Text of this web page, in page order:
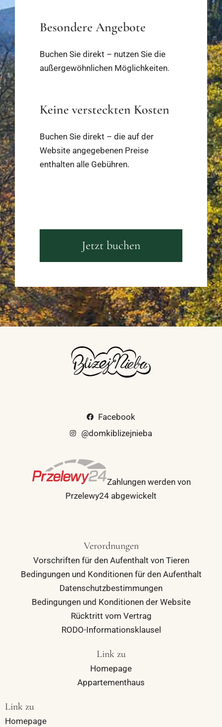
Besondere Angebote
Buchen Sie direkt – nutzen Sie die
außergewöhnlichen Möglichkeiten.
Keine versteckten Kosten
Buchen Sie direkt – die auf der
Website angegebenen Preise
enthalten alle Gebühren.
Jetzt buchen
Facebook
@domkiblizejnieba
Zahlungen werden von
Przelewy24 abgewickelt
Verordnungen
Vorschriften für den Aufenthalt von Tieren
Bedingungen und Konditionen für den Aufenthalt
Datenschutzbestimmungen
Bedingungen und Konditionen der Website
Rücktritt vom Vertrag
RODO-Informationsklausel
Link zu
Homepage
Appartementhaus
Link zu
Homepage